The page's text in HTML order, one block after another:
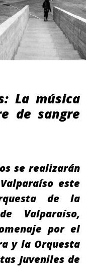
La música
de sangre
se realizarán
este
de la
Valparaíso,
por el
y la Orquesta
Juveniles de